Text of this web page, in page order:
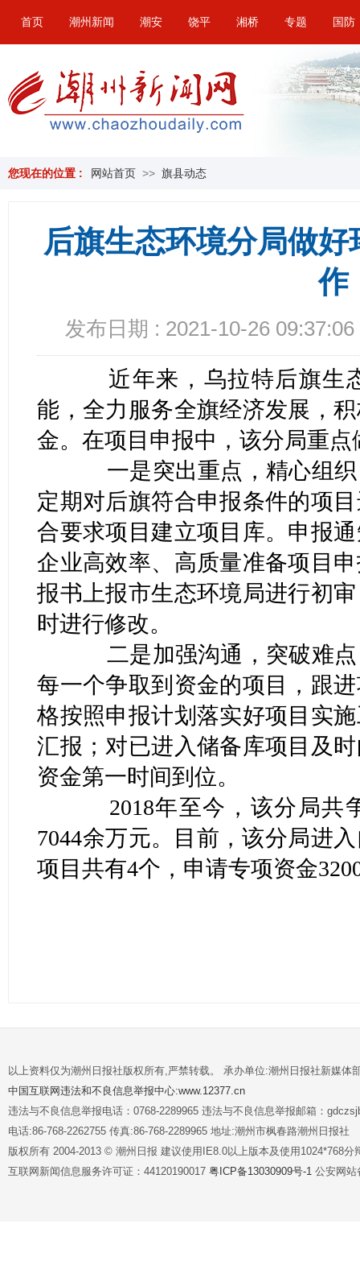
首页 潮州新闻 潮安 饶平 湘桥 专题 国防
您现在的位置 : 网站首页 >> 旗县动态
后旗生态环境分局做
作
发布日期 : 2021-10-26 09:37:06
近年来，乌拉特后旗生
能，全力服务全旗经济发展，
金。在项目申报中，该分局重点
一是突出重点，精心组织
定期对后旗符合申报条件的项
合要求项目建立项目库。申报
企业高效率、高质量准备项目
报书上报市生态环境局进行初
时进行修改。
二是加强沟通，突破难点
每一个争取到资金的项目，跟
格按照申报计划落实好项目实
汇报；对已进入储备库项目及
资金第一时间到位。
2018年至今，该分局共
7044余万元。目前，该分局进
项目共有4个，申请专项资金
以上资料仅为潮州日报社版权所有,严禁转载。 承办单位:潮州日报社新媒体
中国互联网违法和不良信息举报中心:www.12377.cn
违法与不良信息举报电话：0768-2289965 违法与不良信息举报邮箱：
电话:86-768-2262755 传真:86-768-2289965 地址:潮州市枫春路潮州日报社
版权所有 2004-2013 © 潮州日报 建议使用IE8.0以上版本及使用1024*768分
互联网新闻信息服务许可证：44120190017 粤ICP备13030909号-1 公安网站